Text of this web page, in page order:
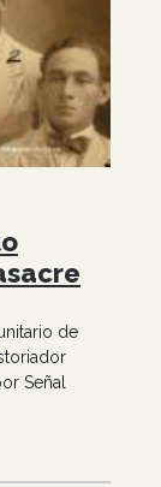
de
Señal